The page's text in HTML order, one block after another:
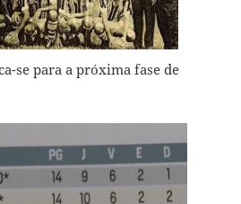
se para a próxima fase de